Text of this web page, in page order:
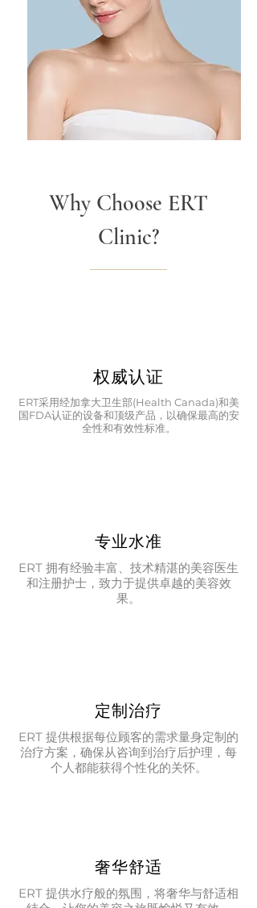
Why Choose ERT
Clinic?
权威认证
ERT采用经加拿大卫生部(Health Canada)和美
国FDA认证的设备和顶级产品，以确保最高的安
全性和有效性标准。
专业水准
ERT 拥有经验丰富、技术精湛的美容医生
和注册护士，致力于提供卓越的美容效
果。
定制治疗
ERT 提供根据每位顾客的需求量身定制的
治疗方案，确保从咨询到治疗后护理，每
个人都能获得个性化的关怀。
奢华舒适
ERT 提供水疗般的氛围，将奢华与舒适相